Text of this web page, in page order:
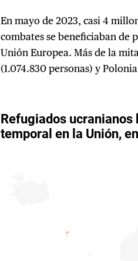
En mayo de 2023, casi 4
combates se beneficiaban de
Unión Europea. Más de la
(1.074.830 personas) y